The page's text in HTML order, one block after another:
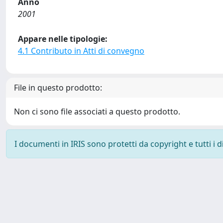
2001
Appare nelle tipologie:
4.1 Contributo in Atti di convegno
File in questo prodotto:
Non ci sono file associati a questo prodotto.
I documenti in IRIS sono protetti da copyright e tutti i